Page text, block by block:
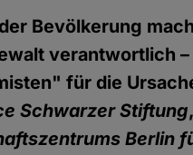
Bevölkerung
verantwortlich
für die
Schwarzer Stiftung
Berlin